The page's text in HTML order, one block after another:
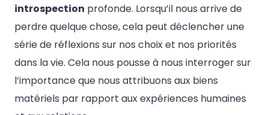
introspection profonde. Lorsqu’il nous arrive de
perdre quelque chose, cela peut déclencher une
série de réflexions sur nos choix et nos priorités
dans la vie. Cela nous pousse à nous interroger sur
l’importance que nous attribuons aux biens
matériels par rapport aux expériences humaines